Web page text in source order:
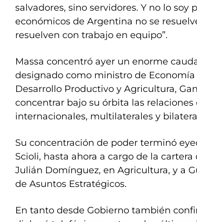
salvadores, sino servidores. Y no lo soy
económicos de Argentina no se
resuelven con trabajo en equipo”.
Massa concentró ayer un enorme
designado como ministro de
Desarrollo Productivo y Agricultura,
concentrar bajo su órbita las
internacionales, multilaterales y
Su concentración de poder terminó
Scioli, hasta ahora a cargo de la
Julián Domínguez, en Agricultura, y a
de Asuntos Estratégicos.
En tanto desde Gobierno también